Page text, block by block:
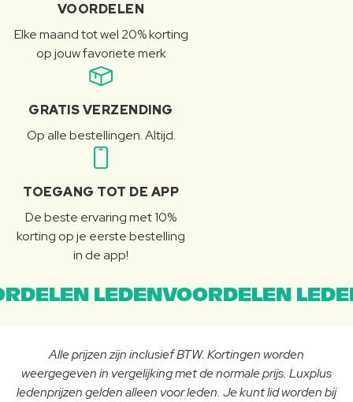
VOORDELEN
Elke maand tot wel 20% korting
op jouw favoriete merk
GRATIS VERZENDING
Op alle bestellingen. Altijd.
TOEGANG TOT DE APP
De beste ervaring met 10%
korting op je eerste bestelling
in de app!
LEDENVOORDELEN
Alle prijzen zijn inclusief BTW. Kortingen worden
weergegeven in vergelijking met de normale prijs. Luxplus
ledenprijzen gelden alleen voor leden. Je kunt lid worden bij